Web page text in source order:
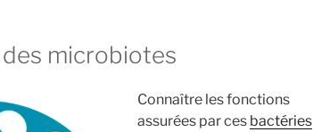
microbiotes
Connaître les fonctions
assurées par ces bactéries